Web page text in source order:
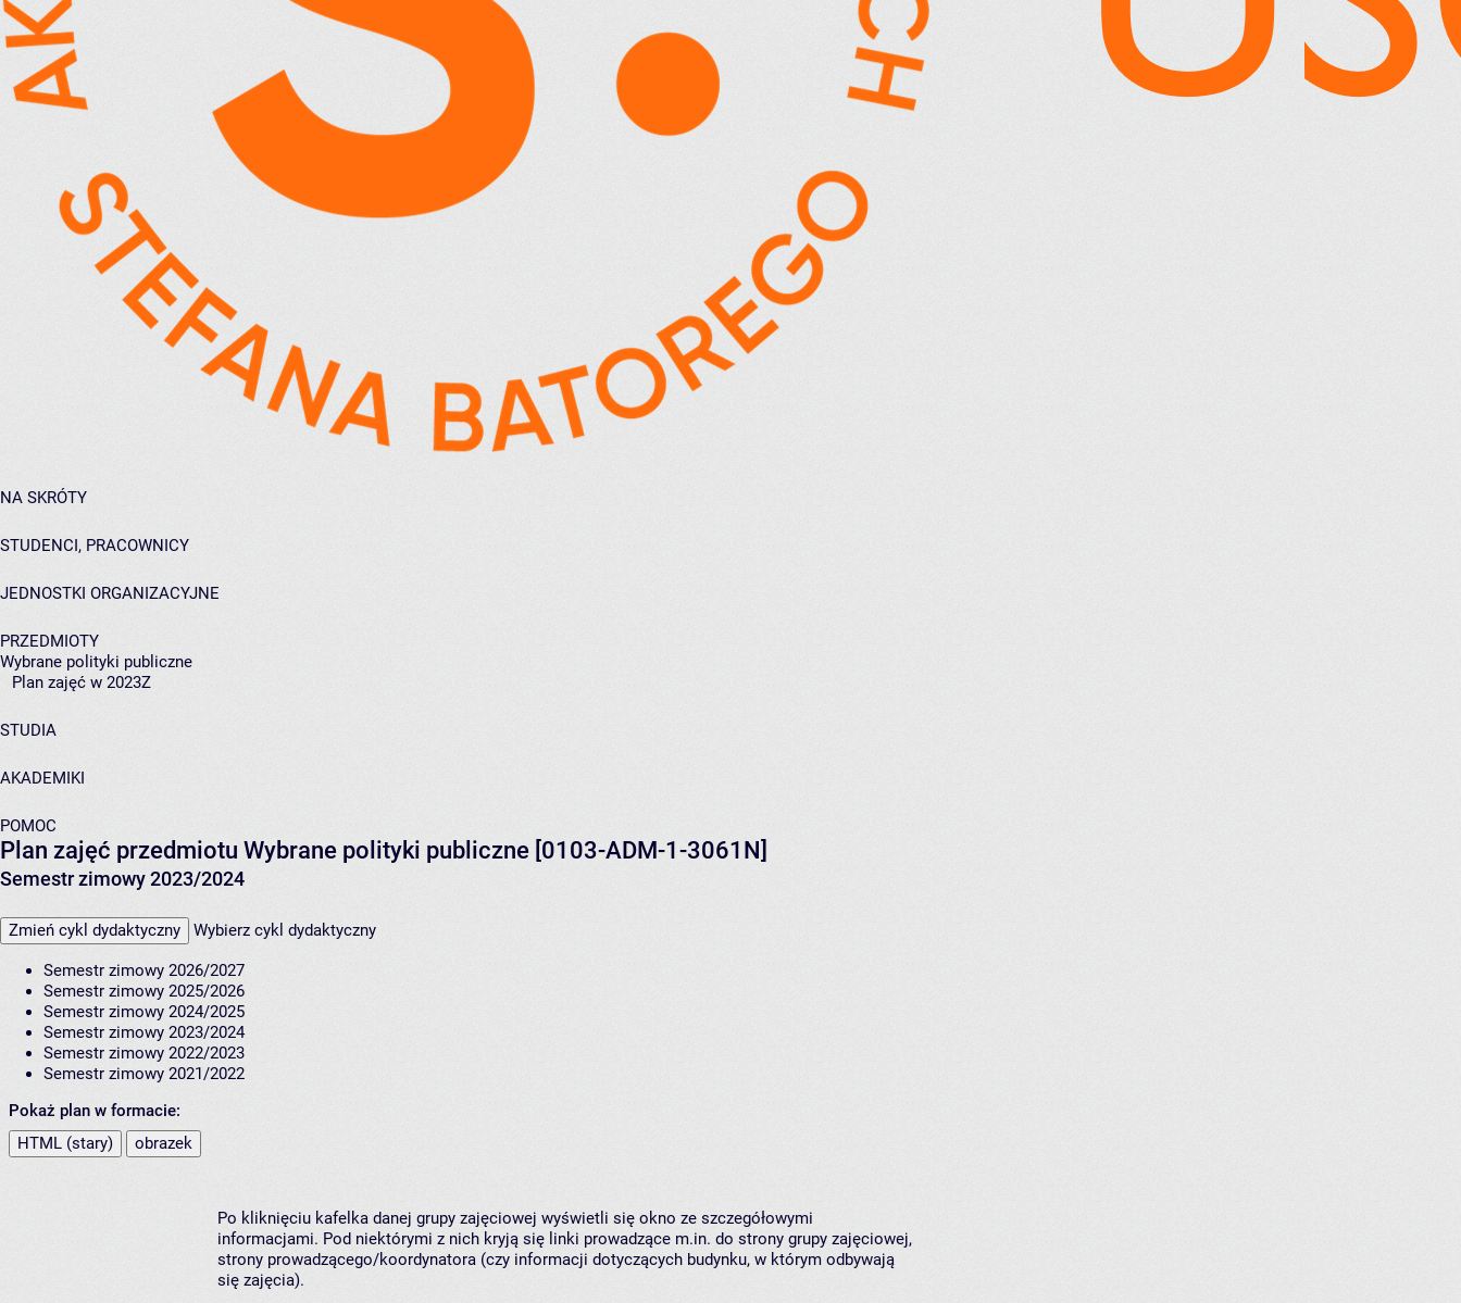
NA SKRÓTY
STUDENCI, PRACOWNICY
JEDNOSTKI ORGANIZACYJNE
PRZEDMIOTY
Wybrane polityki publiczne
Plan zajęć w 2023Z
STUDIA
AKADEMIKI
POMOC
Plan zajęć przedmiotu Wybrane polityki publiczne [0103-ADM-1-3061N]
Semestr zimowy 2023/2024
Zmień cykl dydaktyczny Wybierz cykl dydaktyczny
Semestr zimowy 2026/2027
Semestr zimowy 2025/2026
Semestr zimowy 2024/2025
Semestr zimowy 2023/2024
Semestr zimowy 2022/2023
Semestr zimowy 2021/2022
Pokaż plan w formacie:
HTML (stary)
obrazek
Po kliknięciu kafelka danej grupy zajęciowej wyświetli się okno ze szczegółowymi
informacjami. Pod niektórymi z nich kryją się linki prowadzące m.in. do strony grupy zajęciowej,
strony prowadzącego/koordynatora (czy informacji dotyczących budynku, w którym odbywają
się zajęcia).